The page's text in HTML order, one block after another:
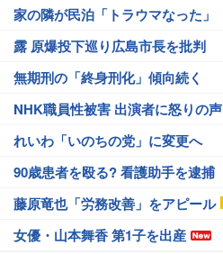
家の隣が民泊「トラウマなった」
露 原爆投下巡り広島市長を批判
無期刑の「終身刑化」傾向続く
NHK職員性被害 出演者に怒りの声
れいわ「いのちの党」に変更へ
90歳患者を殴る? 看護助手を逮捕
藤原竜也「労務改善」をアピール
女優・山本舞香 第1子を出産